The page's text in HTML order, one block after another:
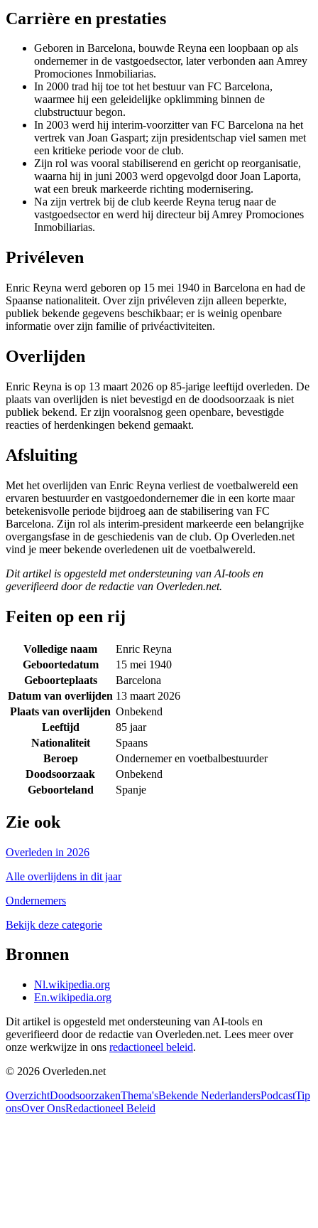
Carrière en prestaties
Geboren in Barcelona, bouwde Reyna een loopbaan op als
ondernemer in de vastgoedsector, later verbonden aan Amrey
Promociones Inmobiliarias.
In 2000 trad hij toe tot het bestuur van FC Barcelona,
waarmee hij een geleidelijke opklimming binnen de
clubstructuur begon.
In 2003 werd hij interim-voorzitter van FC Barcelona na het
vertrek van Joan Gaspart; zijn presidentschap viel samen met
een kritieke periode voor de club.
Zijn rol was vooral stabiliserend en gericht op reorganisatie,
waarna hij in juni 2003 werd opgevolgd door Joan Laporta,
wat een breuk markeerde richting modernisering.
Na zijn vertrek bij de club keerde Reyna terug naar de
vastgoedsector en werd hij directeur bij Amrey Promociones
Inmobiliarias.
Privéleven
Enric Reyna werd geboren op 15 mei 1940 in Barcelona en had de
Spaanse nationaliteit. Over zijn privéleven zijn alleen beperkte,
publiek bekende gegevens beschikbaar; er is weinig openbare
informatie over zijn familie of privéactiviteiten.
Overlijden
Enric Reyna is op 13 maart 2026 op 85-jarige leeftijd overleden. De
plaats van overlijden is niet bevestigd en de doodsoorzaak is niet
publiek bekend. Er zijn vooralsnog geen openbare, bevestigde
reacties of herdenkingen bekend gemaakt.
Afsluiting
Met het overlijden van Enric Reyna verliest de voetbalwereld een
ervaren bestuurder en vastgoedondernemer die in een korte maar
betekenisvolle periode bijdroeg aan de stabilisering van FC
Barcelona. Zijn rol als interim-president markeerde een belangrijke
overgangsfase in de geschiedenis van de club. Op Overleden.net
vind je meer bekende overledenen uit de voetbalwereld.
Dit artikel is opgesteld met ondersteuning van AI-tools en
geverifieerd door de redactie van Overleden.net.
Feiten op een rij
Volledige naam
Enric Reyna
Geboortedatum
15 mei 1940
Geboorteplaats
Barcelona
Datum van overlijden 13 maart 2026
Plaats van overlijden Onbekend
Leeftijd
85 jaar
Nationaliteit
Spaans
Beroep
Ondernemer en voetbalbestuurder
Doodsoorzaak
Onbekend
Geboorteland
Spanje
Zie ook
Overleden in 2026
Alle overlijdens in dit jaar
Ondernemers
Bekijk deze categorie
Bronnen
Nl.wikipedia.org
En.wikipedia.org
Dit artikel is opgesteld met ondersteuning van AI-tools en
geverifieerd door de redactie van Overleden.net. Lees meer over
onze werkwijze in ons redactioneel beleid.
© 2026 Overleden.net
OverzichtDoodsoorzakenThema'sBekende NederlandersPodcastTip
onsOver OnsRedactioneel Beleid